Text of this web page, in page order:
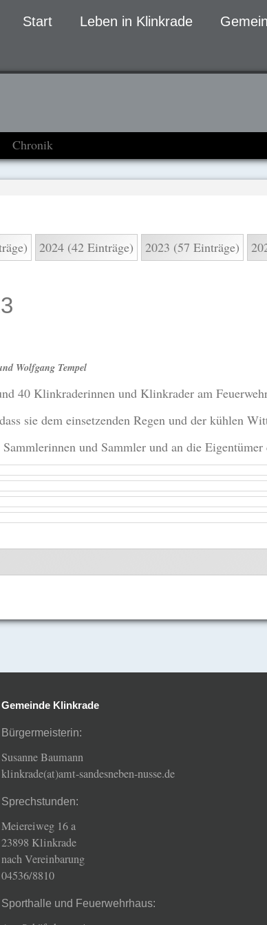
Navigation
Start Leben in Klinkrade
Chronik
2024 (42 Einträge) 2023 (57 Einträge)
Wolfgang Tempel
40 Klinkraderinnen und Klinkrader am
sie dem einsetzenden Regen und der kühlen
und Sammler und an die
Gemeinde Klinkrade
Bürgermeisterin:
Susanne Baumann
klinkrade(at)amt-sandesneben-nusse.de
Sprechstunden:
Meiereiweg 16 a
23898 Klinkrade
nach Vereinbarung
04536/8810
Sporthalle und Feuerwehrhaus: